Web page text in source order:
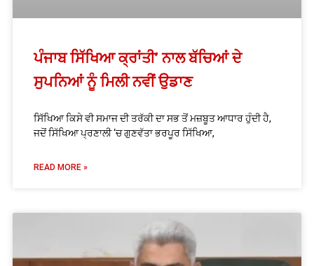
ਪੰਜਾਬ ਸਿੱਖਿਆ ਕ੍ਰਾਂਤੀ’ ਨਾਲ ਬੱਚਿਆਂ ਦੇ
ਸੁਪਨਿਆਂ ਨੂੰ ਮਿਲੀ ਨਵੀਂ ਉਡਾਣ
ਸਿੱਖਿਆ ਕਿਸੇ ਵੀ ਸਮਾਜ ਦੀ ਤਰੱਕੀ ਦਾ ਸਭ ਤੋਂ ਮਜ਼ਬੂਤ ਆਧਾਰ ਹੁੰਦੀ ਹੈ,
ਜਦੋਂ ਸਿੱਖਿਆ ਪ੍ਰਣਾਲੀ ‘ਚ ਗੁਣਵੱਤਾ ਭਰਪੂਰ ਸਿੱਖਿਆ,
READ MORE »